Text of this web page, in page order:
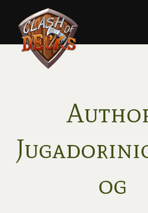
content
og